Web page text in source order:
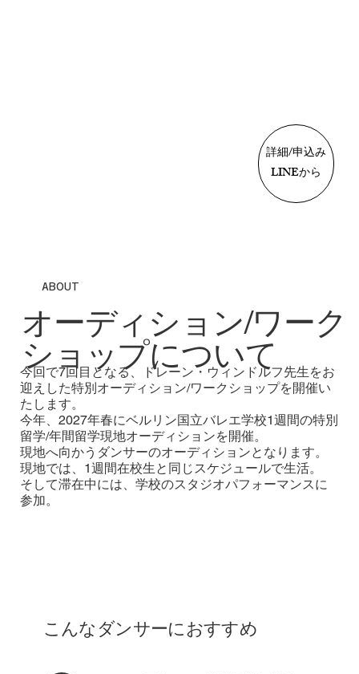
ABOUT
​オーディション/ワーク
ショップについて​
今回で7回目となる、ドレーン・ウィンドルフ先生をお
迎えした特別オーディション/ワークショップを開催い
たします。
今年、2027年春にベルリン国立バレエ学校1週間の特別
留学/年間留学現地オーディションを開催。
現地へ向かうダンサーのオーディションとなります。
現地では、1週間在校生と同じスケジュールで生活。
そして滞在中には、学校のスタジオパフォーマンスに
参加。
こんなダンサーにおすすめ
詳細/申込み
LINEから